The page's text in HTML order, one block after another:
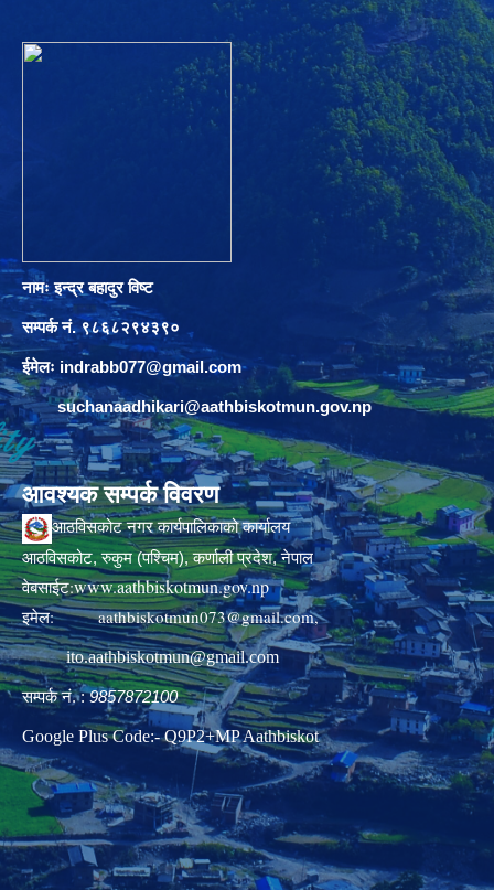
नामः इन्द्र बहादुर विष्ट
सम्पर्क नं. ९८६८२९४३९०
ईमेलः indrabb077@gmail.com
suchanaadhikari@aathbiskotmun.gov.np
आवश्यक सम्पर्क विवरण
आठविसकोट नगर कार्यपालिकाको कार्यालय
आठविसकोट, रुकुम (पश्चिम), कर्णाली प्रदेश, नेपाल
वेबसाईट:www.aathbiskotmun.gov.np
इमेल:aathbiskotmun073@gmail.com,
ito.aathbiskotmun@gmail.com
सम्पर्क नं. :9857872100
Google Plus Code:- Q9P2+MP Aathbiskot